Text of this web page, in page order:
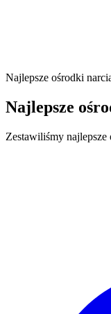
Najlepsze ośrodki
Najlepsze
Zestawiliśmy